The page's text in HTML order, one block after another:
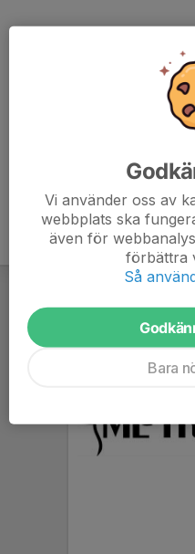
Vi använder oss av
webbplats ska
även för
förbättra
Så
Bara